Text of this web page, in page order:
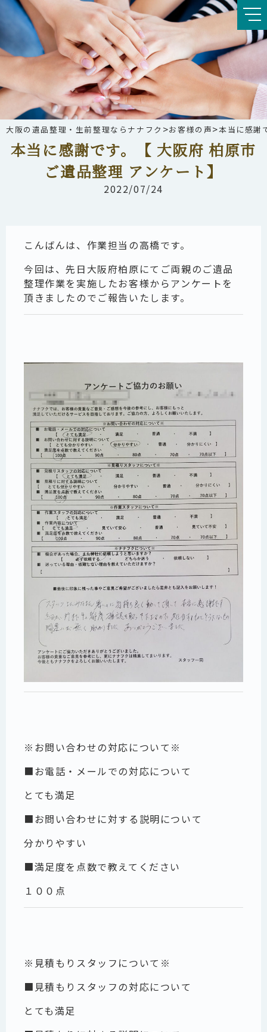
大阪の遺品整理・生前整理ならナナフク >お客様の声>本当に感謝
本当に感謝です。【 大阪府 柏原市
ご遺品整理 アンケート】
2022/07/24
こんばんは、作業担当の高橋です。
今回は、先日大阪府柏原にてご両親のご遺品
整理作業を実施したお客様からアンケートを
頂きましたのでご報告いたします。
※お問い合わせの対応について※
■お電話・メールでの対応について
とても満足
■お問い合わせに対する説明について
分かりやすい
■満足度を点数で教えてください
１００点
※見積もりスタッフについて※
■見積もりスタッフの対応について
とても満足